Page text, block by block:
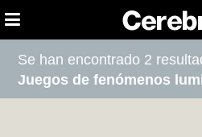
Se han encontrado 2
Juegos de fenómenos